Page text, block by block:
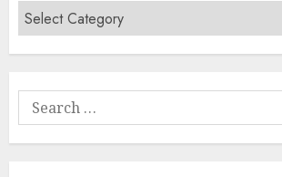
Cari
Senarai
Tumbuhan
Search
for: